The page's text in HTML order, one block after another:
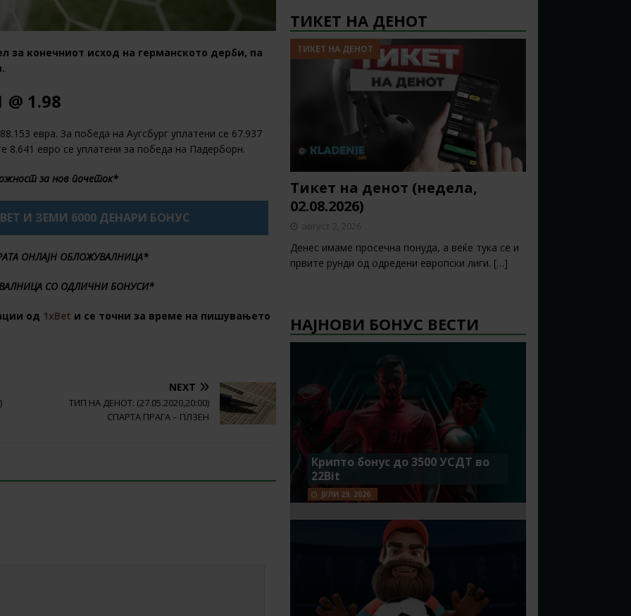
за конечниот исход на германското дерби, па
1.98
евра. За победа на Аугсбург уплатени се 67.937
8.641 евро се уплатени за победа на Падерборн.
за нов почеток*
И ЗЕМИ 6000 ДЕНАРИ БОНУС
ОНЛАЈН ОБЛОЖУВАЛНИЦА*
СО ОДЛИЧНИ БОНУСИ*
од 1xBet и се точни за време на пишувањето
NEXT
ТИП НА ДЕНОТ: (27.05.2020,20:00)
СПАРТА ПРАГА – ПЛЗЕН
ТИКЕТ НА ДЕНОТ
ТИКЕТ НА ДЕНОТ
Тикет на денот (недела,
02.08.2026)
август 2, 2026
Денес имаме просечна понуда, а веќе тука се и
првите рунди од одредени европски лиги. […]
НАЈНОВИ БОНУС ВЕСТИ
Крипто бонус до 3500 УСДТ во
22Bit
ЈУЛИ 29, 2026